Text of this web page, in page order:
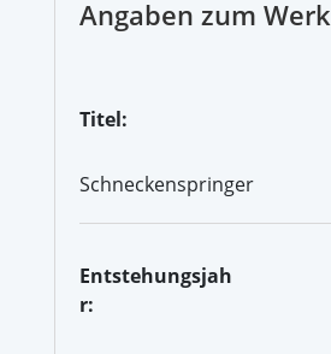
Angaben zum Werk
Titel:
Schneckenspringer
Entstehungsjah
r: